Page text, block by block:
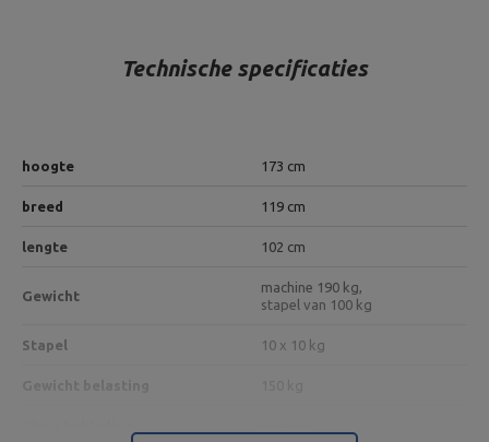
Technische specificaties
hoogte 173 cm
breed 119 cm
lengte 102 cm
Gewicht
machine 190 kg,
stapel van 100 kg
Stapel 10 x 10 kg